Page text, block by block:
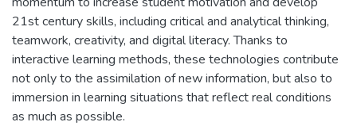
21st century skills, including critical and analytical thinking,
teamwork, creativity, and digital literacy. Thanks to
interactive learning methods, these technologies contribute
not only to the assimilation of new information, but also to
immersion in learning situations that reflect real conditions
as much as possible.